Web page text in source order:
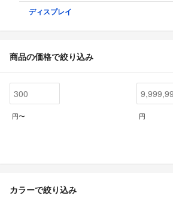
ディスプレイ
商品の価格で絞り込み
円〜 円
カラーで絞り込み